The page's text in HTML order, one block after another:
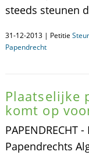
steeds steunen
31-12-2013 | Petitie
Papendrecht
Plaatselijke
komt op
PAPENDRECHT
Papendrechts